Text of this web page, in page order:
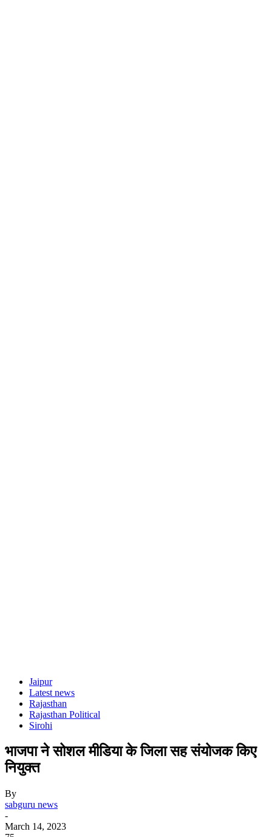
Jaipur
Latest news
Rajasthan
Rajasthan Political
Sirohi
भाजपा ने सोशल मीडिया के जिला सह संयोजक किए
नियुक्त
By
sabguru news
-
March 14, 2023